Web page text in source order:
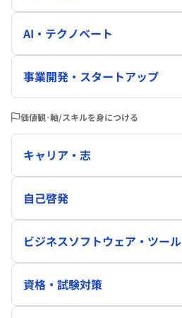
AI・テクノベート
事業開発・スタートアップ
価値観･軸/スキルを身につける
キャリア・志
自己啓発
ビジネスソフトウェア・ツール
資格・試験対策